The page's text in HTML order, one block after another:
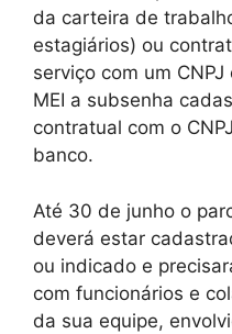
da carteira de
estagiários) ou
serviço com um
MEI a subsenha
contratual com o
banco.
Até 30 de junho o
deverá estar
ou indicado e
com funcionários e
da sua equipe,